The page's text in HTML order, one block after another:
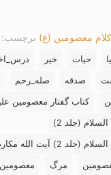
کلام معصومین (ع) برچسب:
حیات خیر
صدقه صله_رحم
کتاب گفتار معصومین
(جلد 2)
الله مکارم شیرازی
مرگ معصومین